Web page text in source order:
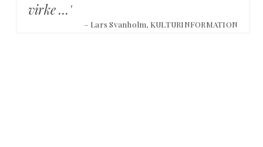
virke …'
– Lars Svanholm, KULTURINFORMATION